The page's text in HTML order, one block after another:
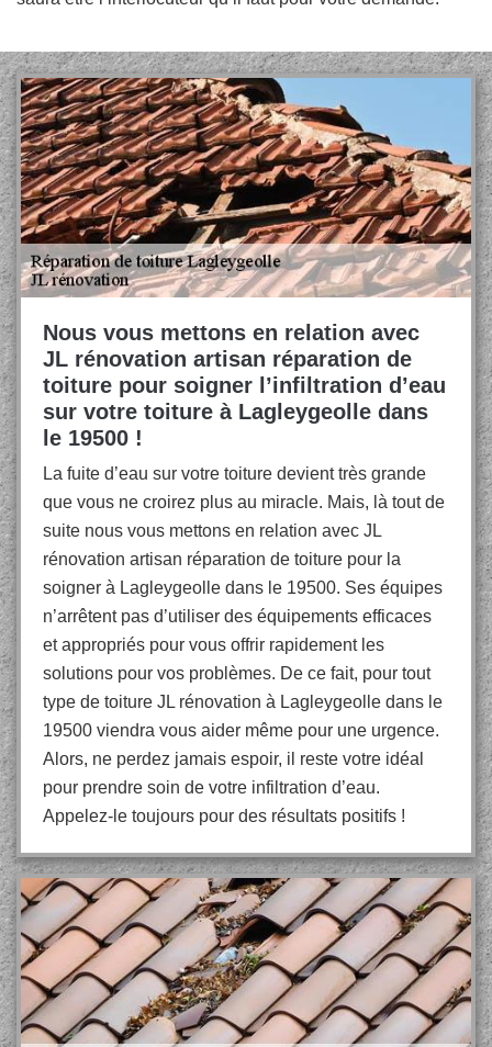
Nous vous mettons en relation avec
JL rénovation artisan réparation de
toiture pour soigner l’infiltration d’eau
sur votre toiture à Lagleygeolle dans
le 19500 !
La fuite d’eau sur votre toiture devient très grande
que vous ne croirez plus au miracle. Mais, là tout de
suite nous vous mettons en relation avec JL
rénovation artisan réparation de toiture pour la
soigner à Lagleygeolle dans le 19500. Ses équipes
n’arrêtent pas d’utiliser des équipements efficaces
et appropriés pour vous offrir rapidement les
solutions pour vos problèmes. De ce fait, pour tout
type de toiture JL rénovation à Lagleygeolle dans le
19500 viendra vous aider même pour une urgence.
Alors, ne perdez jamais espoir, il reste votre idéal
pour prendre soin de votre infiltration d’eau.
Appelez-le toujours pour des résultats positifs !